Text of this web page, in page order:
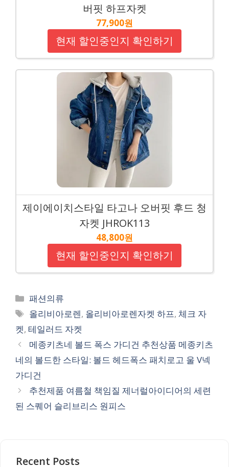
버핏 하프자켓
77,900원
현재 할인중인지 확인하기
제이에이치스타일 타고나 오버핏 후드 청
자켓 JHROK113
48,800원
현재 할인중인지 확인하기
Categories
패션의류
Tags
올리비아로렌, 올리비아로렌자켓 하프,체크 자
켓, 테일러드 자켓
메종키츠네 볼드 폭스 가디건 추천상품 메종키츠
네의 볼드한 스타일: 볼드 헤드폭스 패치로고 울 V넥
가디건
추천제품 여름철 책임질 제너럴아이디어의 세련
된 스퀘어 슬리브리스 원피스
Recent Posts